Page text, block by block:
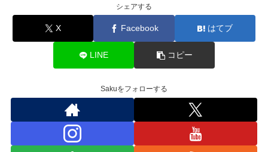
シェアする
X Facebook はてブ
LINE コピー
Sakuをフォローする